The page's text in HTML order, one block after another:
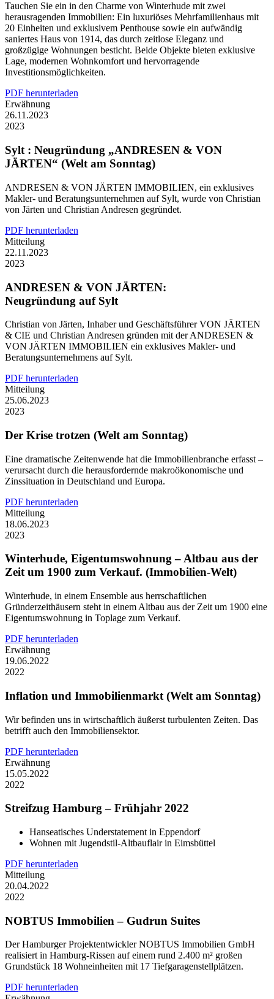
Tauchen Sie ein in den Charme von Winterhude mit zwei
herausragenden Immobilien: Ein luxuriöses Mehrfamilienhaus mit
20 Einheiten und exklusivem Penthouse sowie ein aufwändig
saniertes Haus von 1914, das durch zeitlose Eleganz und
großzügige Wohnungen besticht. Beide Objekte bieten exklusive
Lage, modernen Wohnkomfort und hervorragende
Investitionsmöglichkeiten.
PDF herunterladen
Erwähnung
26.11.2023
2023
Sylt : Neugründung „ANDRESEN & VON
JÄRTEN“ (Welt am Sonntag)
ANDRESEN & VON JÄRTEN IMMOBILIEN, ein exklusives
Makler- und Beratungsunternehmen auf Sylt, wurde von Christian
von Järten und Christian Andresen gegründet.
PDF herunterladen
Mitteilung
22.11.2023
2023
ANDRESEN & VON JÄRTEN:
Neugründung auf Sylt
Christian von Järten, Inhaber und Geschäftsführer VON JÄRTEN
& CIE und Christian Andresen gründen mit der ANDRESEN &
VON JÄRTEN IMMOBILIEN ein exklusives Makler- und
Beratungsunternehmens auf Sylt.
PDF herunterladen
Mitteilung
25.06.2023
2023
Der Krise trotzen (Welt am Sonntag)
Eine dramatische Zeitenwende hat die Immobilienbranche erfasst –
verursacht durch die herausfordernde makroökonomische und
Zinssituation in Deutschland und Europa.
PDF herunterladen
Mitteilung
18.06.2023
2023
Winterhude, Eigentumswohnung – Altbau aus der
Zeit um 1900 zum Verkauf. (Immobilien-Welt)
Winterhude, in einem Ensemble aus herrschaftlichen
Gründerzeithäusern steht in einem Altbau aus der Zeit um 1900 eine
Eigentumswohnung in Toplage zum Verkauf.
PDF herunterladen
Erwähnung
19.06.2022
2022
Inflation und Immobilienmarkt (Welt am Sonntag)
Wir befinden uns in wirtschaftlich äußerst turbulenten Zeiten. Das
betrifft auch den Immobiliensektor.
PDF herunterladen
Erwähnung
15.05.2022
2022
Streifzug Hamburg – Frühjahr 2022
Hanseatisches Understatement in Eppendorf
Wohnen mit Jugendstil-Altbauflair in Eimsbüttel
PDF herunterladen
Mitteilung
20.04.2022
2022
NOBTUS Immobilien – Gudrun Suites
Der Hamburger Projektentwickler NOBTUS Immobilien GmbH
realisiert in Hamburg-Rissen auf einem rund 2.400 m² großen
Grundstück 18 Wohneinheiten mit 17 Tiefgaragenstellplätzen.
PDF herunterladen